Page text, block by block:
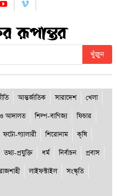
খুঁজুন
আন্তর্জাতিক সারাদেশ
খেলা
আদালত শিল্প-বাণিজ্য
ফিচার
ফটো-গ্যালারী শিরোনাম
কৃষি
তথ্য-প্রযুক্তি ধর্ম নির্বাচন
প্রবাস
লাইফস্টাইল
সংস্কৃতি